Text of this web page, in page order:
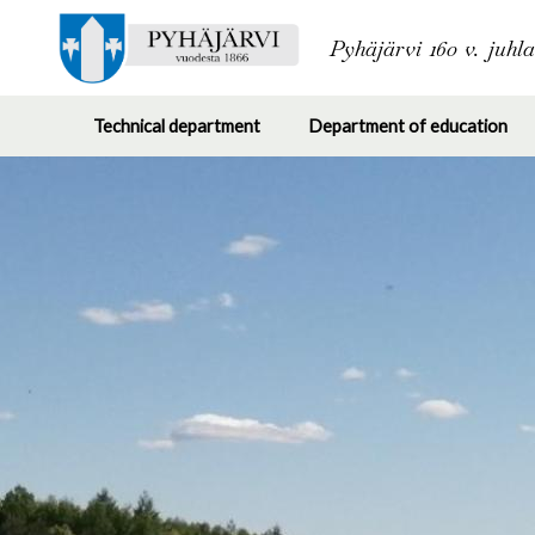
Pyhäjärvi 160 v.
Technical department
Toggle
submenu
Department of education